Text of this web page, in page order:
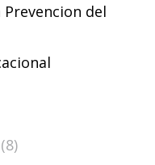
del
(8)